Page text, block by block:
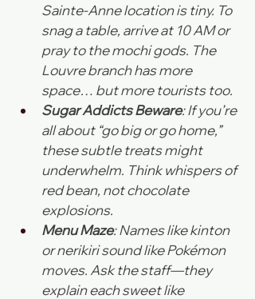
Sainte-Anne location is tiny. To
snag a table, arrive at 10 AM or
pray to the mochi gods. The
Louvre branch has more
space… but more tourists too.
Sugar Addicts Beware: If you’re
all about “go big or go home,”
these subtle treats might
underwhelm. Think whispers of
red bean, not chocolate
explosions.
Menu Maze: Names like kinton
or nerikiri sound like Pokémon
moves. Ask the staff—they
explain each sweet like